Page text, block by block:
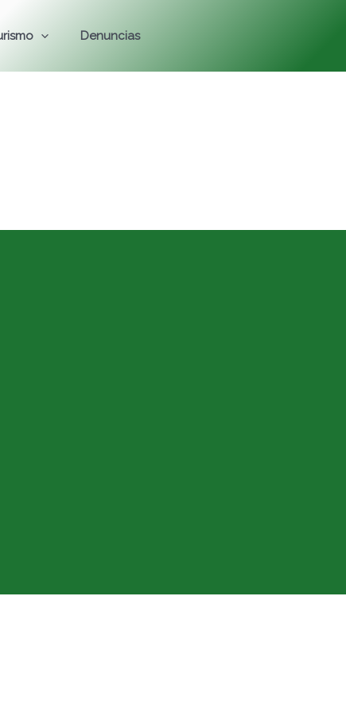
Denuncias